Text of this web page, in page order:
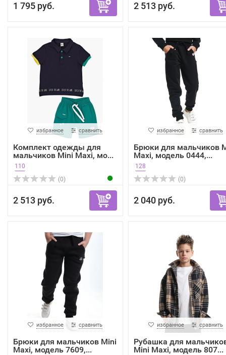
1 795 руб. 2 513 руб.
избранное сравнить
Комплект одежды для
мальчиков Mini Maxi, мо...
110
(0)
2 513 руб.
избранное сравнить
Брюки для мальчиков
Maxi, модель 0444,...
128
(0)
2 040 руб.
избранное сравнить
Брюки для мальчиков Mini
Maxi, модель 7609,...
избранное сравнить
Рубашка для
Mini Maxi, модель 807...